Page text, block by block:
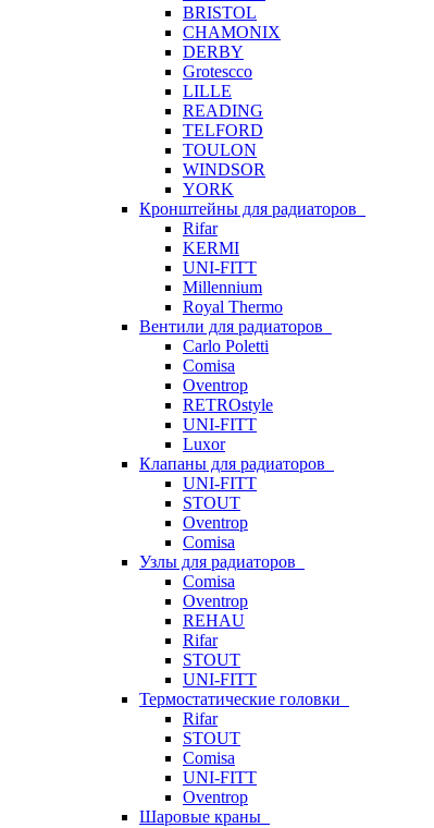
BRISTOL
CHAMONIX
DERBY
Grotescco
LILLE
READING
TELFORD
TOULON
WINDSOR
YORK
Кронштейны для радиаторов
Rifar
KERMI
UNI-FITT
Millennium
Royal Thermo
Вентили для радиаторов
Carlo Poletti
Comisa
Oventrop
RETROstyle
UNI-FITT
Luxor
Клапаны для радиаторов
UNI-FITT
STOUT
Oventrop
Comisa
Узлы для радиаторов
Comisa
Oventrop
REHAU
Rifar
STOUT
UNI-FITT
Термостатические головки
Rifar
STOUT
Comisa
UNI-FITT
Oventrop
Шаровые краны